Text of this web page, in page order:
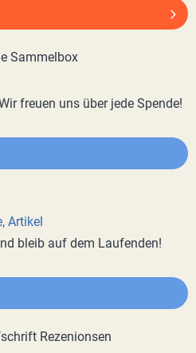
freuen uns über jede Spende!
Artikel
bleib auf dem Laufenden!